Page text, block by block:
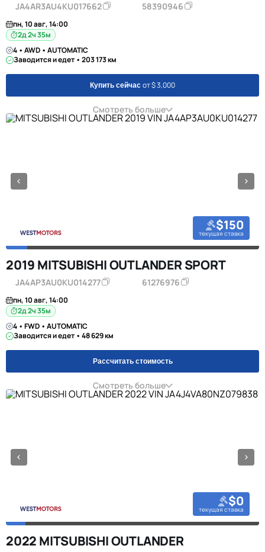
JA4AR3AU4KU017662 58390946
пн, 10 авг, 14:00
2д 2ч 35м
4 • AWD • AUTOMATIC
Заводится и едет • 203 173 км
Купить сейчас от $ 3,000
Смотреть больше
$150
текущая ставка
2019 MITSUBISHI OUTLANDER SPORT
JA4AP3AU0KU014277 61276976
пн, 10 авг, 14:00
2д 2ч 35м
4 • FWD • AUTOMATIC
Заводится и едет • 48 629 км
Рассчитать стоимость
Смотреть больше
$0
текущая ставка
2022 MITSUBISHI OUTLANDER